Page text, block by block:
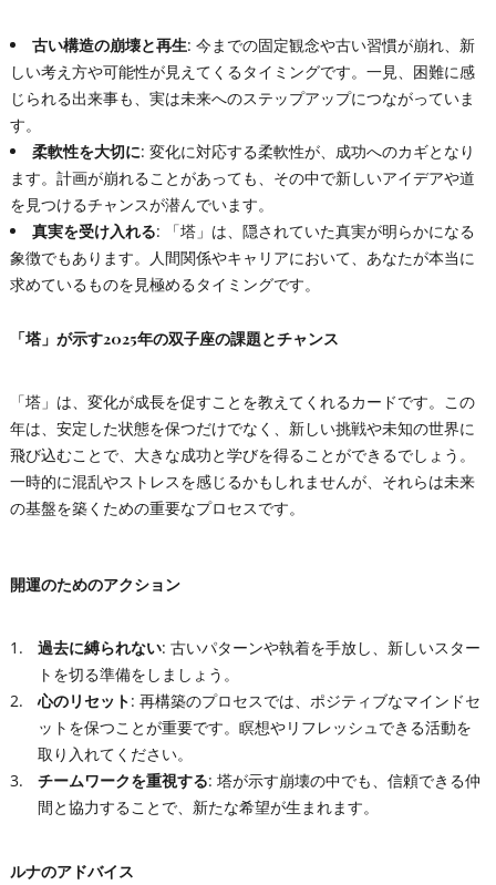
古い構造の崩壊と再生: 今までの固定観念や古い習慣が崩れ、新
しい考え方や可能性が見えてくるタイミングです。一見、困難に感
じられる出来事も、実は未来へのステップアップにつながっていま
す。
柔軟性を大切に: 変化に対応する柔軟性が、成功へのカギとなり
ます。計画が崩れることがあっても、その中で新しいアイデアや道
を見つけるチャンスが潜んでいます。
真実を受け入れる: 「塔」は、隠されていた真実が明らかになる
象徴でもあります。人間関係やキャリアにおいて、あなたが本当に
求めているものを見極めるタイミングです。
「塔」が示す2025年の双子座の課題とチャンス
「塔」は、変化が成長を促すことを教えてくれるカードです。この
年は、安定した状態を保つだけでなく、新しい挑戦や未知の世界に
飛び込むことで、大きな成功と学びを得ることができるでしょう。
一時的に混乱やストレスを感じるかもしれませんが、それらは未来
の基盤を築くための重要なプロセスです。
開運のためのアクション
過去に縛られない: 古いパターンや執着を手放し、新しいスター
トを切る準備をしましょう。
心のリセット: 再構築のプロセスでは、ポジティブなマインドセ
ットを保つことが重要です。瞑想やリフレッシュできる活動を
取り入れてください。
チームワークを重視する: 塔が示す崩壊の中でも、信頼できる仲
間と協力することで、新たな希望が生まれます。
ルナのアドバイス